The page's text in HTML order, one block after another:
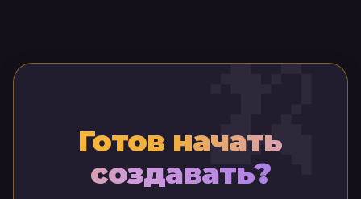
🍌
Готов начать
создавать?